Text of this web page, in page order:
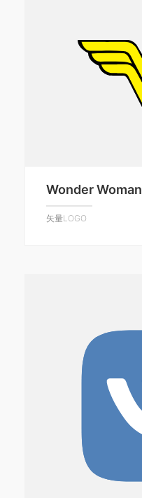
Wonder Woman
矢量LOGO